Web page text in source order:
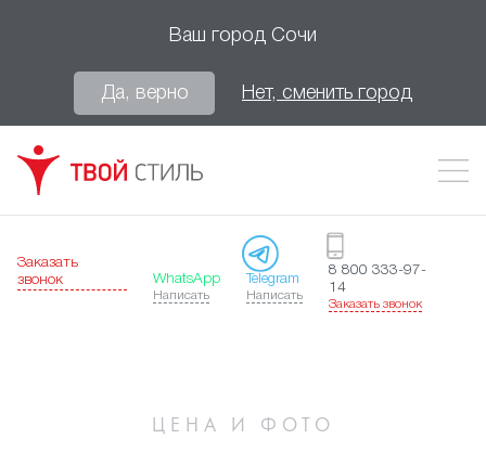
Ваш город Сочи
Да, верно Нет, сменить город
Заказать
звонок
WhatsApp
Написать
Telegram
Написать
8 800 333-97-
14
Заказать звонок
ЦЕНА И ФОТО